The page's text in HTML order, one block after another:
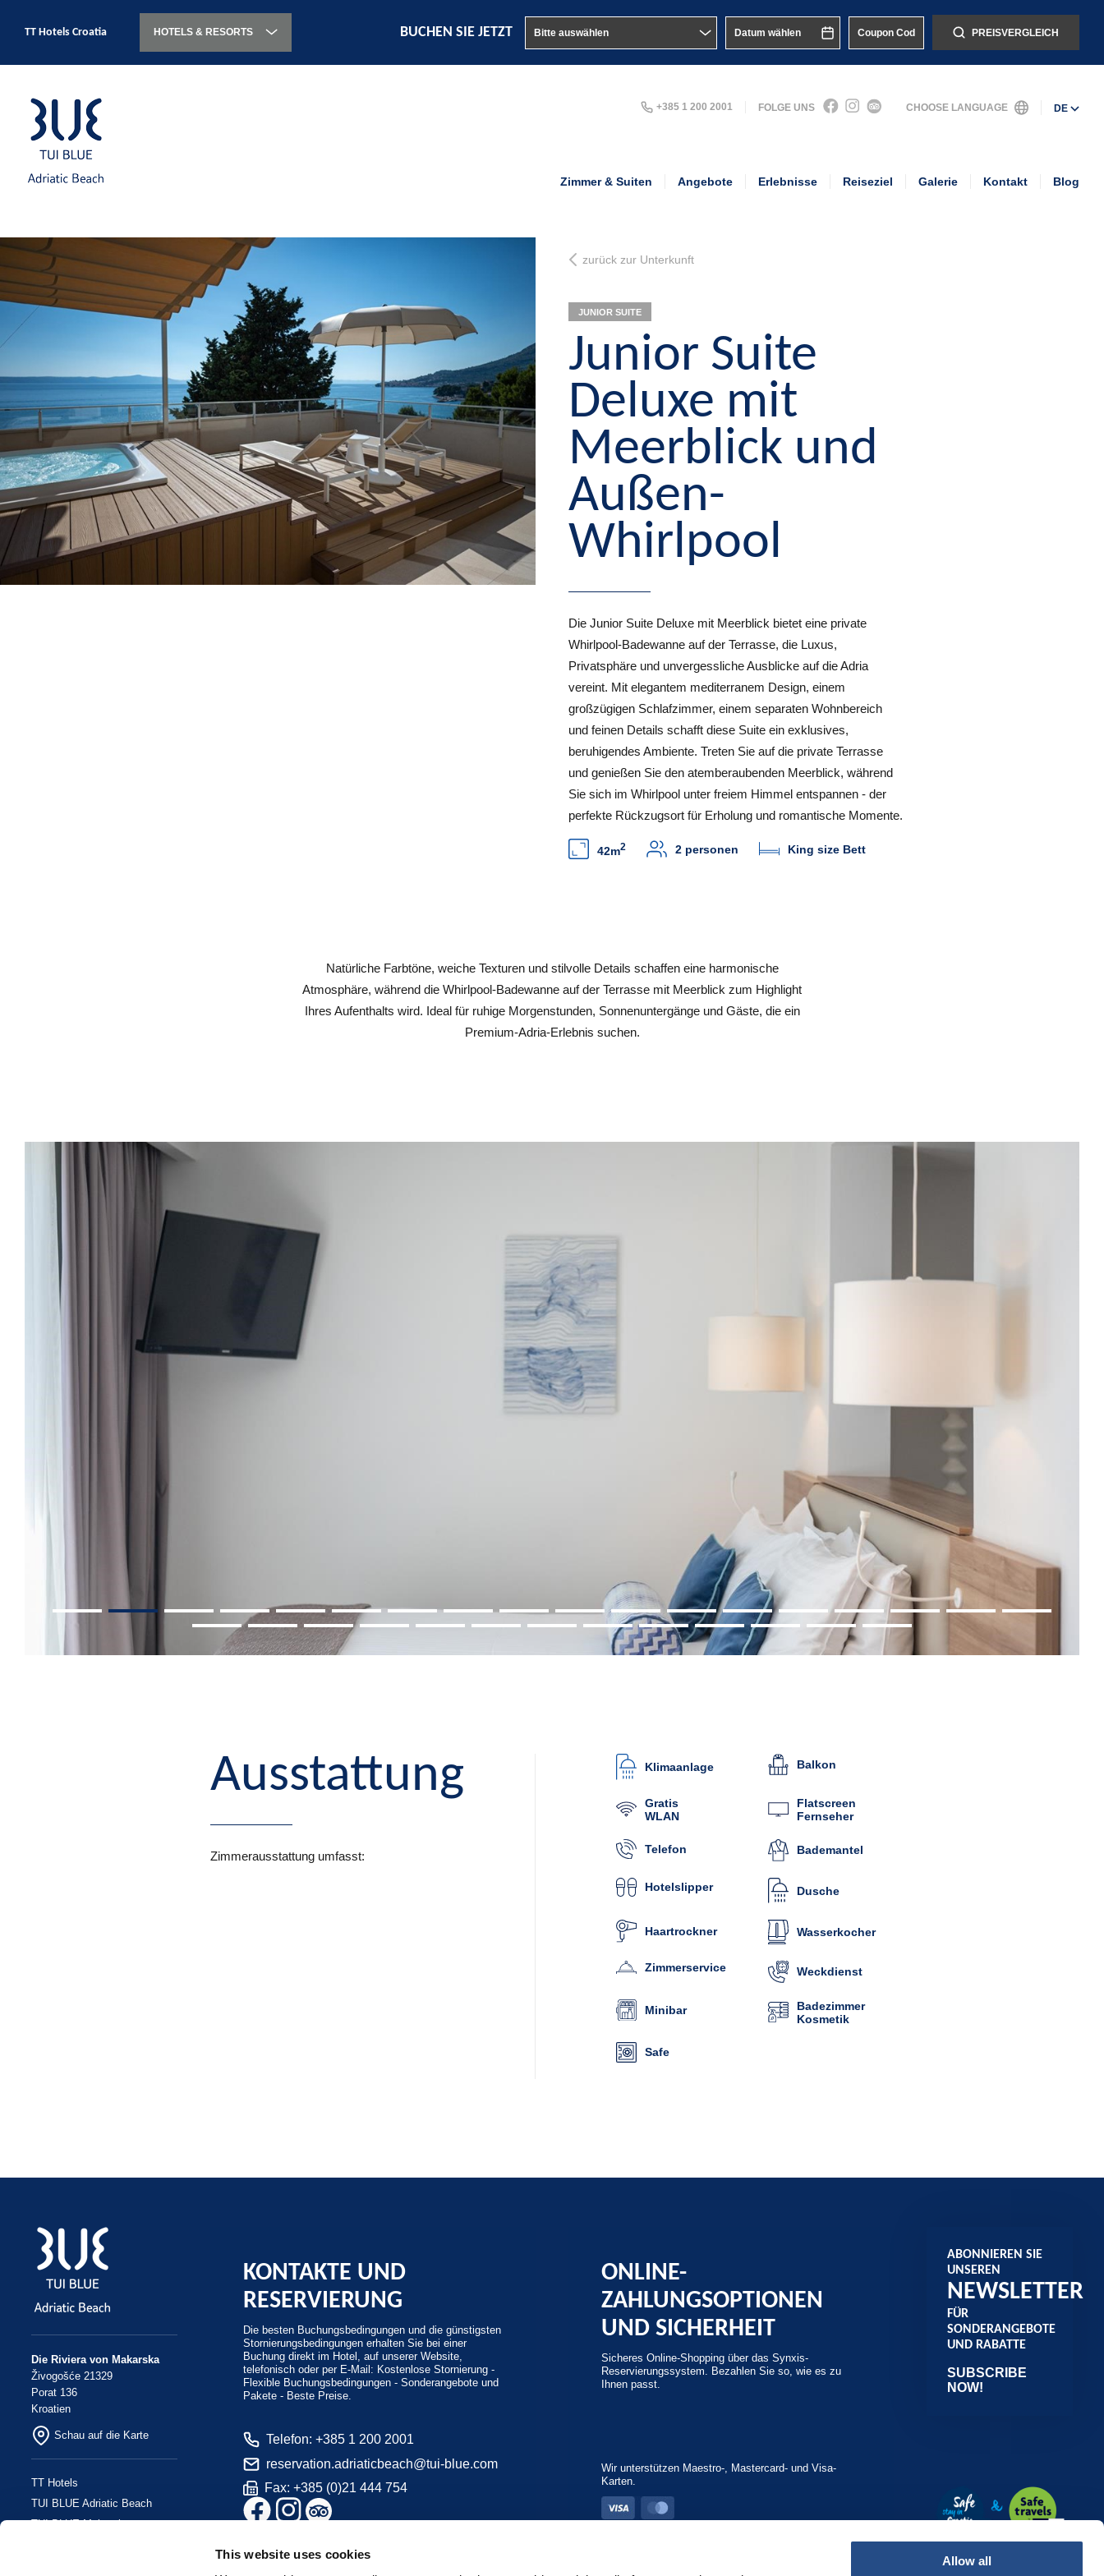
This website uses cookies
Allow all
TT Hotels Croatia HOTELS & RESORTS BUCHEN SIE JETZT PREISVERGLEICH
+385 1 200 2001 FOLGE UNS CHOOSE LANGUAGE DE
Zimmer & Suiten Angebote Erlebnisse Reiseziel Galerie Kontakt Blog
zurück zur Unterkunft
JUNIOR SUITE
Junior Suite
Deluxe mit
Meerblick und
Außen-
Whirlpool
Die Junior Suite Deluxe mit Meerblick bietet eine private
Whirlpool-Badewanne auf der Terrasse, die Luxus,
Privatsphäre und unvergessliche Ausblicke auf die Adria
vereint. Mit elegantem mediterranem Design, einem
großzügigen Schlafzimmer, einem separaten Wohnbereich
und feinen Details schafft diese Suite ein exklusives,
beruhigendes Ambiente. Treten Sie auf die private Terrasse
und genießen Sie den atemberaubenden Meerblick, während
Sie sich im Whirlpool unter freiem Himmel entspannen - der
perfekte Rückzugsort für Erholung und romantische Momente.
42m2 2 personen King size Bett
Natürliche Farbtöne, weiche Texturen und stilvolle Details schaffen eine harmonische
Atmosphäre, während die Whirlpool-Badewanne auf der Terrasse mit Meerblick zum Highlight
Ihres Aufenthalts wird. Ideal für ruhige Morgenstunden, Sonnenuntergänge und Gäste, die ein
Premium-Adria-Erlebnis suchen.
Ausstattung
Zimmerausstattung umfasst:
Klimaanlage Balkon
Gratis
WLAN
Flatscreen
Fernseher
Telefon Bademantel
Hotelslipper Dusche
Haartrockner Wasserkocher
Zimmerservice Weckdienst
Minibar
Badezimmer
Kosmetik
Safe
Die Riviera von Makarska
Živogošće 21329
Porat 136
Kroatien
Schau auf die Karte
TT Hotels
TUI BLUE Adriatic Beach
TUI BLUE Makarska
KONTAKTE UND
RESERVIERUNG
Die besten Buchungsbedingungen und die günstigsten
Stornierungsbedingungen erhalten Sie bei einer
Buchung direkt im Hotel, auf unserer Website,
telefonisch oder per E-Mail: Kostenlose Stornierung -
Flexible Buchungsbedingungen - Sonderangebote und
Pakete - Beste Preise.
Telefon: +385 1 200 2001
reservation.adriaticbeach@tui-blue.com
Fax: +385 (0)21 444 754
ONLINE-
ZAHLUNGSOPTIONEN
UND SICHERHEIT
Sicheres Online-Shopping über das Synxis-
Reservierungssystem. Bezahlen Sie so, wie es zu
Ihnen passt.
Wir unterstützen Maestro-, Mastercard- und Visa-
Karten.
ABONNIEREN SIE
UNSEREN
NEWSLETTER
FÜR
SONDERANGEBOTE
UND RABATTE
SUBSCRIBE
NOW!